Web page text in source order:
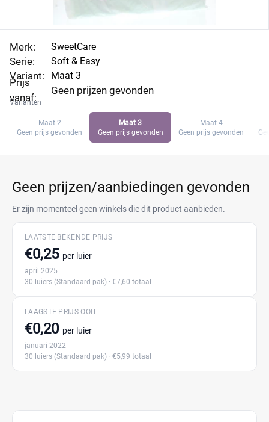
Merk:
Serie:
Variant:
Prijs
vanaf:
SweetCare
Soft & Easy
Maat 3
Geen prijzen gevonden
Varianten
Maat 2
Geen prijs gevonden
Maat 3
Geen prijs gevonden
Maat 4
Geen prijs gevonden
Geen prijzen/aanbiedingen gevonden
Er zijn momenteel geen winkels die dit product aanbieden.
LAATSTE BEKENDE PRIJS
€0,25 per luier
april 2025
30 luiers (Standaard pak) · €7,60 totaal
LAAGSTE PRIJS OOIT
€0,20 per luier
januari 2022
30 luiers (Standaard pak) · €5,99 totaal